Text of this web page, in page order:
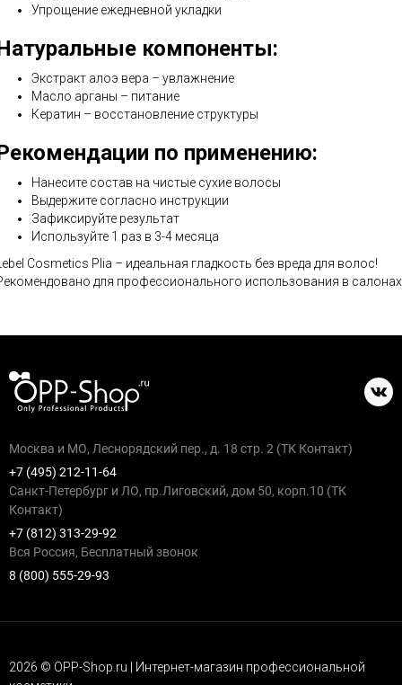
Упрощение ежедневной укладки
компоненты:
Экстракт алоэ вера – увлажнение
Масло арганы – питание
Кератин – восстановление структуры
по применению:
Нанесите состав на чистые сухие волосы
Выдержите согласно инструкции
Зафиксируйте результат
Используйте 1 раз в 3-4 месяца
Cosmetics Plia – идеальная гладкость без вреда для волос!
для профессионального использования в
Москва и МО, Леснорядский пер., д. 18 стр. 2 (ТК Контакт)
+7 (495) 212-11-64
Санкт-Петербург и ЛО, пр.Лиговский, дом 50, корп.10 (ТК
Контакт)
+7 (812) 313-29-92
Вся Россия, Бесплатный звонок
8 (800) 555-29-93
2026 © OPP-Shop.ru | Интернет-магазин профессиональной